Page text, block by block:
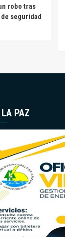
robo tras
seguridad
PAZ